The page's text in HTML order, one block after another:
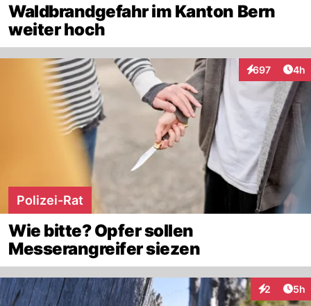
Waldbrandgefahr im Kanton Bern
weiter hoch
697
Interaktionen
4h
Polizei-Rat
Wie bitte? Opfer sollen
Messerangreifer siezen
2 5h